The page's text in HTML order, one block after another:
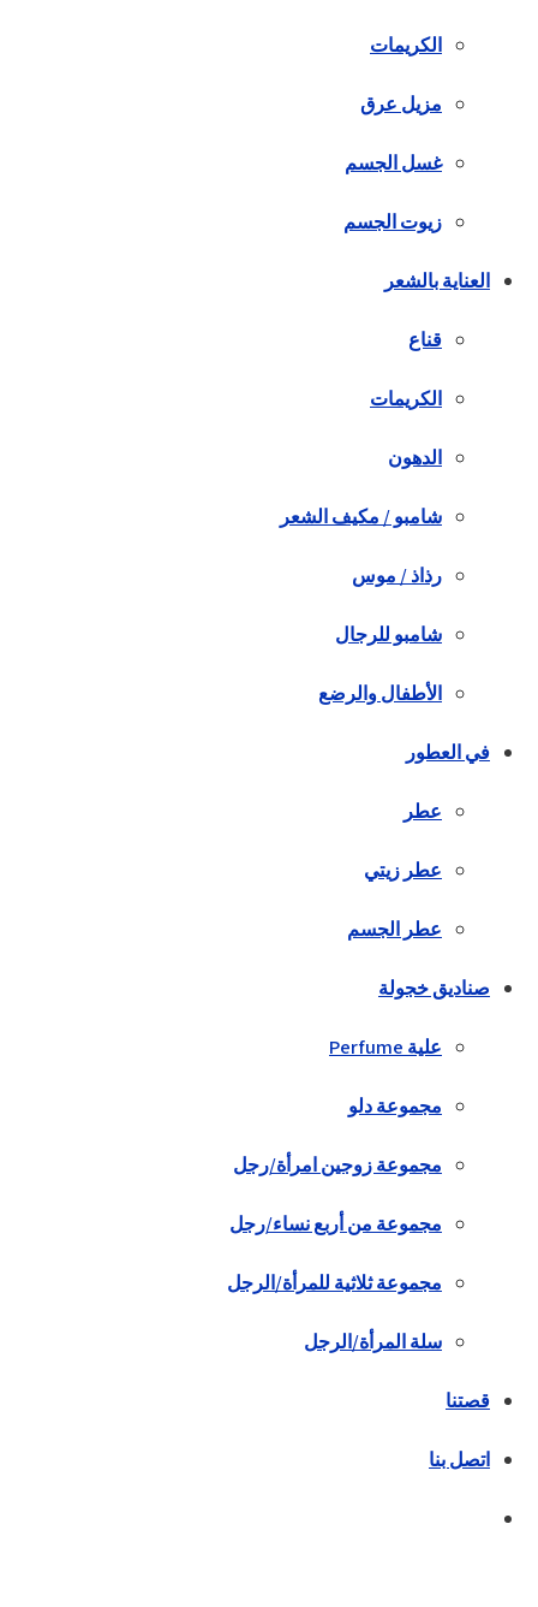
الكريمات
مزيل عرق
غسل الجسم
زيوت الجسم
العناية بالشعر
قناع
الكريمات
الدهون
شامبو / مكيف الشعر
رذاذ / موس
شامبو للرجال
الأطفال والرضع
في العطور
عطر
عطر زيتي
عطر الجسم
صناديق خجولة
علية Perfume
مجموعة دلو
مجموعة زوجين امرأة/رجل
مجموعة من أربع نساء/رجل
مجموعة ثلاثية للمرأة/الرجل
سلة المرأة/الرجل
قصتنا
اتصل بنا